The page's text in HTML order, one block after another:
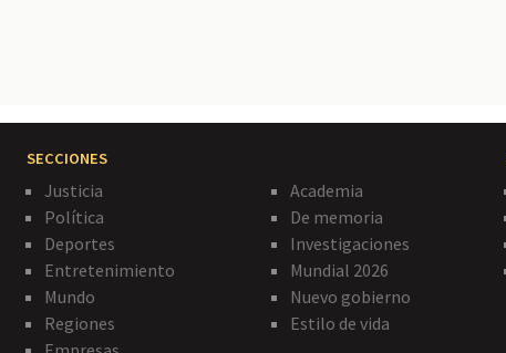
SECCIONES
Justicia
Política
Deportes
Entretenimiento
Mundo
Regiones
Academia
De memoria
Investigaciones
Mundial 2026
Nuevo gobierno
Estilo de vida